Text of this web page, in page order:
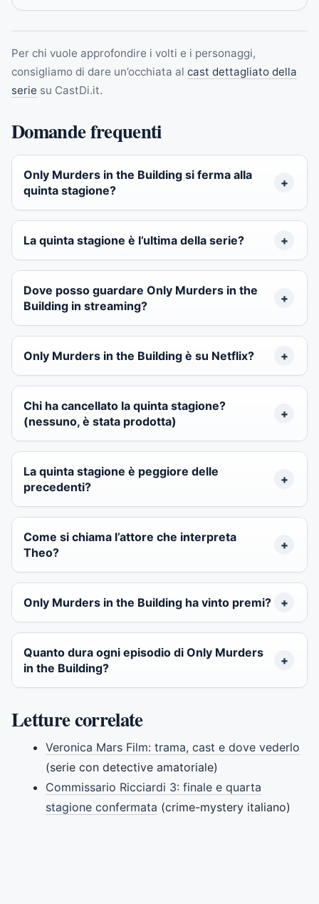
Per chi vuole approfondire i volti e i personaggi,
consigliamo di dare un’occhiata al cast dettagliato della
serie su CastDi.it.
Domande frequenti
Only Murders in the Building si ferma alla
quinta stagione?
La quinta stagione è l’ultima della serie?
Dove posso guardare Only Murders in the
Building in streaming?
Only Murders in the Building è su Netflix?
Chi ha cancellato la quinta stagione?
(nessuno, è stata prodotta)
La quinta stagione è peggiore delle
precedenti?
Come si chiama l’attore che interpreta
Theo?
Only Murders in the Building ha vinto premi?
Quanto dura ogni episodio di Only Murders
in the Building?
Letture correlate
Veronica Mars Film: trama, cast e dove vederlo
(serie con detective amatoriale)
Commissario Ricciardi 3: finale e quarta
stagione confermata (crime-mystery italiano)